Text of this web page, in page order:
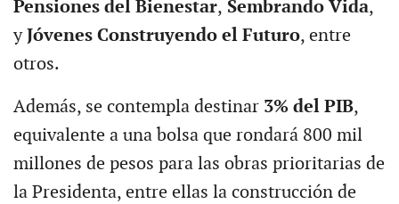
Pensiones del Bienestar, Sembrando Vida,
yJóvenes Construyendo el Futuro, entre
otros.
Además, se contempla destinar 3% del PIB,
equivalente a una bolsa que rondará 800 mil
millones de pesos para las obras prioritarias de
la Presidenta, entre ellas la construcción de